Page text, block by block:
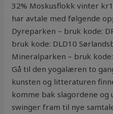
32% Moskusflokk vinter
har avtale med følgende
Dyreparken – bruk kode:
bruk kode: DLD10
Mineralparken – bruk
Gå til den yogalæren to
kunsten og litteraturen
komme bak slagordene og
swinger fram til nye